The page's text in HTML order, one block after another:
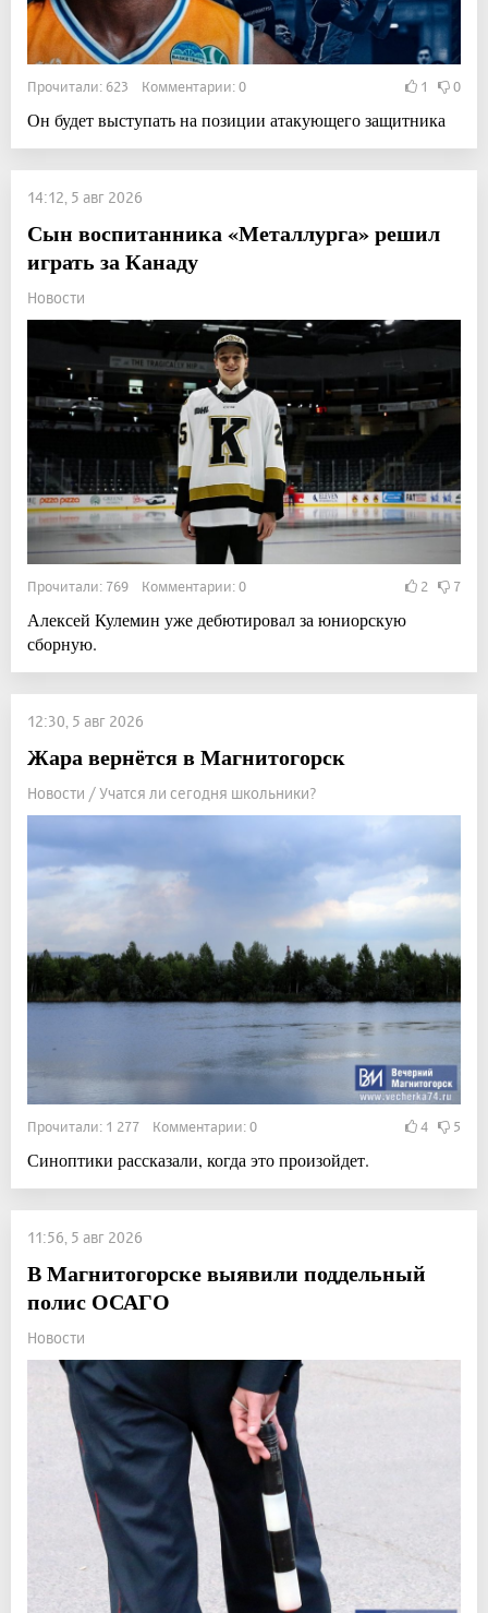
Прочитали: 623 Комментарии: 0 1 0
Он будет выступать на позиции атакующего защитника
14:12, 5 авг 2026
Сын воспитанника «Металлурга» решил
играть за Канаду
Новости
Прочитали: 769 Комментарии: 0 2 7
Алексей Кулемин уже дебютировал за юниорскую
сборную.
12:30, 5 авг 2026
Жара вернётся в Магнитогорск
Новости / Учатся ли сегодня школьники?
Прочитали: 1 277 Комментарии: 0 4 5
Синоптики рассказали, когда это произойдет.
11:56, 5 авг 2026
В Магнитогорске выявили поддельный
полис ОСАГО
Новости